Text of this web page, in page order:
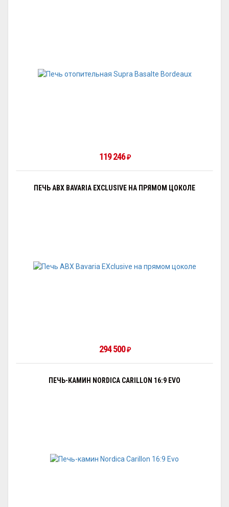
119 246 ₽
ПЕЧЬ ABX BAVARIA EXCLUSIVE НА ПРЯМОМ ЦОКОЛЕ
294 500 ₽
ПЕЧЬ-КАМИН NORDICA CARILLON 16:9 EVO